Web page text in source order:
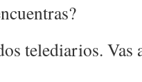
telediarios. Vas